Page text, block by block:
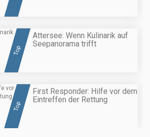
Top
Attersee: Wenn Kulinarik auf
Seepanorama trifft
Top
First Responder: Hilfe vor dem
Eintreffen der Rettung